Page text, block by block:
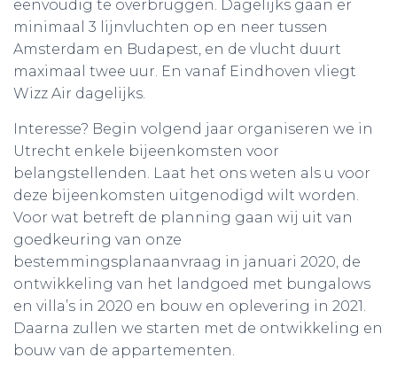
eenvoudig te overbruggen. Dagelijks gaan er
minimaal 3 lijnvluchten op en neer tussen
Amsterdam en Budapest, en de vlucht duurt
maximaal twee uur. En vanaf Eindhoven vliegt
Wizz Air dagelijks.
Interesse? Begin volgend jaar organiseren we in
Utrecht enkele bijeenkomsten voor
belangstellenden. Laat het ons weten als u voor
deze bijeenkomsten uitgenodigd wilt worden.
Voor wat betreft de planning gaan wij uit van
goedkeuring van onze
bestemmingsplanaanvraag in januari 2020, de
ontwikkeling van het landgoed met bungalows
en villa’s in 2020 en bouw en oplevering in 2021.
Daarna zullen we starten met de ontwikkeling en
bouw van de appartementen.